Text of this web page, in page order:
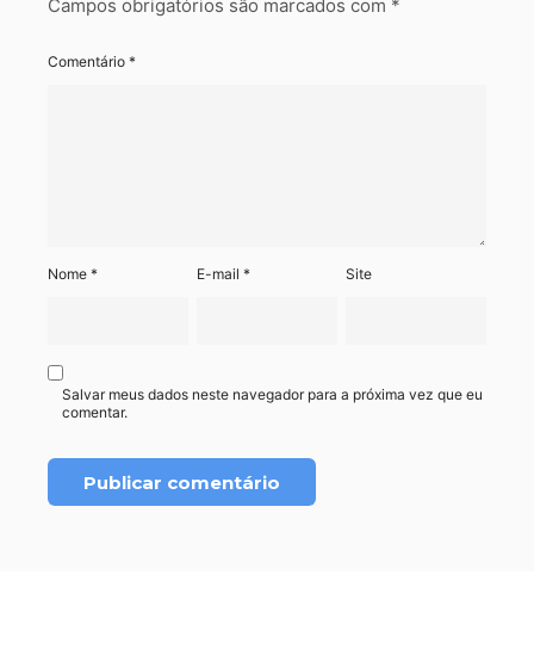
Campos obrigatórios são marcados com *
Comentário *
Nome * E-mail* Site
Salvar meus dados neste navegador para a próxima vez que eu
comentar.